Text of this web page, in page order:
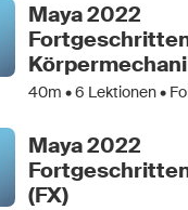
Maya 2022
40m •6 Lektionen •
Maya 2022
(FX)